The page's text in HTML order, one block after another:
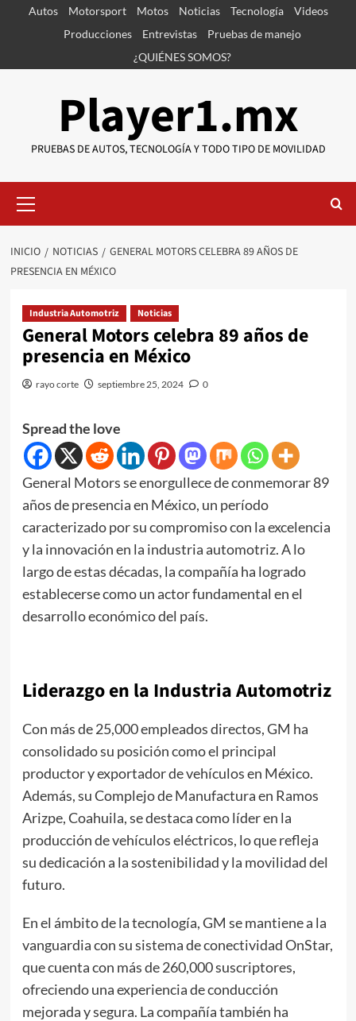
SaltarAutos Motorsport Motos Noticias Tecnología
Videos
Producciones
Entrevistas
Pruebas de manejo
¿QUIÉNES SOMOS?
Player1.mx
PRUEBAS DE AUTOS, TECNOLOGÍA Y TODO TIPO DE MOVILIDAD
primario
INICIO NOTICIAS
GENERAL MOTORS CELEBRA 89 AÑOS DE
PRESENCIA EN MÉXICO
Industria Automotriz Noticias
General Motors celebra 89 años de
presencia en México
rayo corte septiembre 25, 2024 0
Spread the love
General Motors se enorgullece de conmemorar 89
años de presencia en México, un período
caracterizado por su compromiso con la excelencia
y la innovación en la industria automotriz. A lo
largo de estas décadas, la compañía ha logrado
establecerse como un actor fundamental en el
desarrollo económico del país.
Liderazgo en la Industria Automotriz
Con más de 25,000 empleados directos, GM ha
consolidado su posición como el principal
productor y exportador de vehículos en México.
Además, su Complejo de Manufactura en Ramos
Arizpe, Coahuila, se destaca como líder en la
producción de vehículos eléctricos, lo que refleja
su dedicación a la sostenibilidad y la movilidad del
futuro.
En el ámbito de la tecnología, GM se mantiene a la
vanguardia con su sistema de conectividad OnStar,
que cuenta con más de 260,000 suscriptores,
ofreciendo una experiencia de conducción
mejorada y segura. La compañía también ha